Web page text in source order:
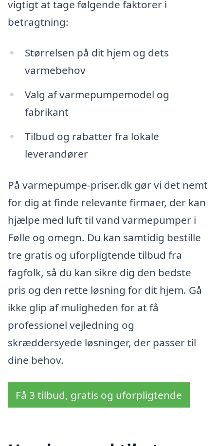
vigtigt at tage følgende faktorer i
betragtning:
Størrelsen på dit hjem og dets
varmebehov
Valg af varmepumpemodel og
fabrikant
Tilbud og rabatter fra lokale
leverandører
På varmepumpe-priser.dk gør vi det nemt
for dig at finde relevante firmaer, der kan
hjælpe med luft til vand varmepumper i
Følle og omegn. Du kan samtidig bestille
tre gratis og uforpligtende tilbud fra
fagfolk, så du kan sikre dig den bedste
pris og den rette løsning for dit hjem. Gå
ikke glip af muligheden for at få
professionel vejledning og
skræddersyede løsninger, der passer til
dine behov.
Få 3 tilbud, gratis og uforpligtende